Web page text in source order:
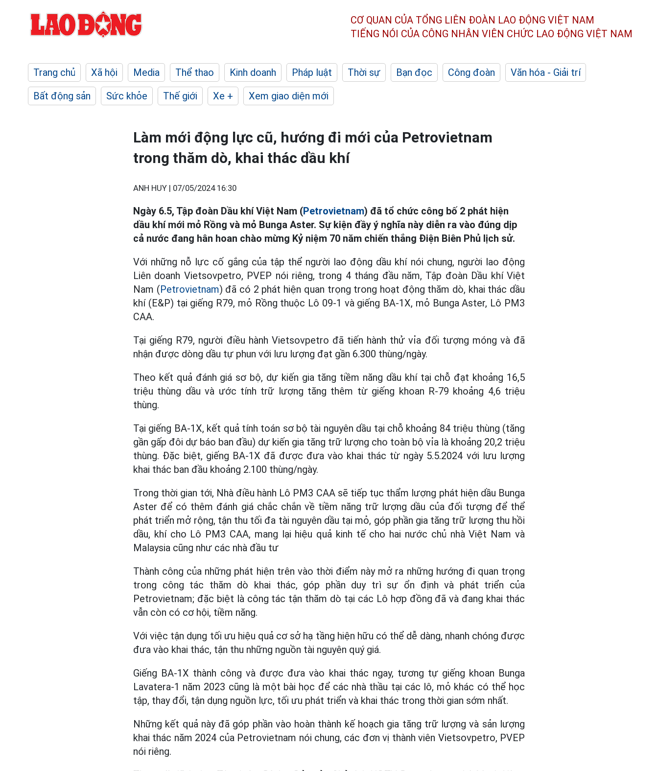
CƠ QUAN CỦA TỔNG LIÊN ĐOÀN LAO ĐỘNG VIỆT NAM
TIẾNG NÓI CỦA CÔNG NHÂN VIÊN CHỨC LAO ĐỘNG VIỆT NAM
Trang chủ Xã hội Media Thể thao Kinh doanh Pháp luật Thời sự Bạn đọc Công đoàn
Văn hóa - Giải trí
Bất động sản
Sức khỏe Thế giới Xe + Xem giao diện mới
Làm mới động lực cũ, hướng đi mới của Petrovietnam
trong thăm dò, khai thác dầu khí
ANH HUY | 07/05/2024 16:30
Ngày 6.5, Tập đoàn Dầu khí Việt Nam (Petrovietnam) đã tổ chức công bố 2 phát hiện
dầu khí mới mỏ Rồng và mỏ Bunga Aster. Sự kiện đầy ý nghĩa này diễn ra vào đúng dịp
cả nước đang hân hoan chào mừng Kỷ niệm 70 năm chiến thắng Điện Biên Phủ lịch sử.
Với những nỗ lực cố gắng của tập thể người lao động dầu khí nói chung, người lao động
Liên doanh Vietsovpetro, PVEP nói riêng, trong 4 tháng đầu năm, Tập đoàn Dầu khí Việt
Nam (Petrovietnam) đã có 2 phát hiện quan trọng trong hoạt động thăm dò, khai thác dầu
khí (E&P) tại giếng R79, mỏ Rồng thuộc Lô 09-1 và giếng BA-1X, mỏ Bunga Aster, Lô PM3
CAA.
Tại giếng R79, người điều hành Vietsovpetro đã tiến hành thử vỉa đối tượng móng và đã
nhận được dòng dầu tự phun với lưu lượng đạt gần 6.300 thùng/ngày.
Theo kết quả đánh giá sơ bộ, dự kiến gia tăng tiềm năng dầu khí tại chỗ đạt khoảng 16,5
triệu thùng dầu và ước tính trữ lượng tăng thêm từ giếng khoan R-79 khoảng 4,6 triệu
thùng.
Tại giếng BA-1X, kết quả tính toán sơ bộ tài nguyên dầu tại chỗ khoảng 84 triệu thùng (tăng
gần gấp đôi dự báo ban đầu) dự kiến gia tăng trữ lượng cho toàn bộ vỉa là khoảng 20,2 triệu
thùng. Đặc biệt, giếng BA-1X đã được đưa vào khai thác từ ngày 5.5.2024 với lưu lượng
khai thác ban đầu khoảng 2.100 thùng/ngày.
Trong thời gian tới, Nhà điều hành Lô PM3 CAA sẽ tiếp tục thẩm lượng phát hiện dầu Bunga
Aster để có thêm đánh giá chắc chắn về tiềm năng trữ lượng dầu của đối tượng để thể
phát triển mở rộng, tận thu tối đa tài nguyên dầu tại mỏ, góp phần gia tăng trữ lượng thu hồi
dầu, khí cho Lô PM3 CAA, mang lại hiệu quả kinh tế cho hai nước chủ nhà Việt Nam và
Malaysia cũng như các nhà đầu tư
Thành công của những phát hiện trên vào thời điểm này mở ra những hướng đi quan trọng
trong công tác thăm dò khai thác, góp phần duy trì sự ổn định và phát triển của
Petrovietnam; đặc biệt là công tác tận thăm dò tại các Lô hợp đồng đã và đang khai thác
vẫn còn có cơ hội, tiềm năng.
Với việc tận dụng tối ưu hiệu quả cơ sở hạ tầng hiện hữu có thể dễ dàng, nhanh chóng được
đưa vào khai thác, tận thu những nguồn tài nguyên quý giá.
Giếng BA-1X thành công và được đưa vào khai thác ngay, tương tự giếng khoan Bunga
Lavatera-1 năm 2023 cũng là một bài học để các nhà thầu tại các lô, mỏ khác có thể học
tập, thay đổi, tận dụng nguồn lực, tối ưu phát triển và khai thác trong thời gian sớm nhất.
Những kết quả này đã góp phần vào hoàn thành kế hoạch gia tăng trữ lượng và sản lượng
khai thác năm 2024 của Petrovietnam nói chung, các đơn vị thành viên Vietsovpetro, PVEP
nói riêng.